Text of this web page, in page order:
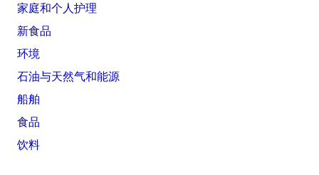
家庭和个人护理
新食品
环境
石油与天然气和能源
船舶
食品
饮料